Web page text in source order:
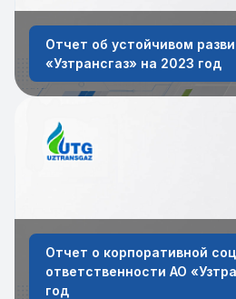
Отчет об устойчивом
«Узтрансгаз» на 2023 год
Отчет о корпоративной
ответственности АО
год